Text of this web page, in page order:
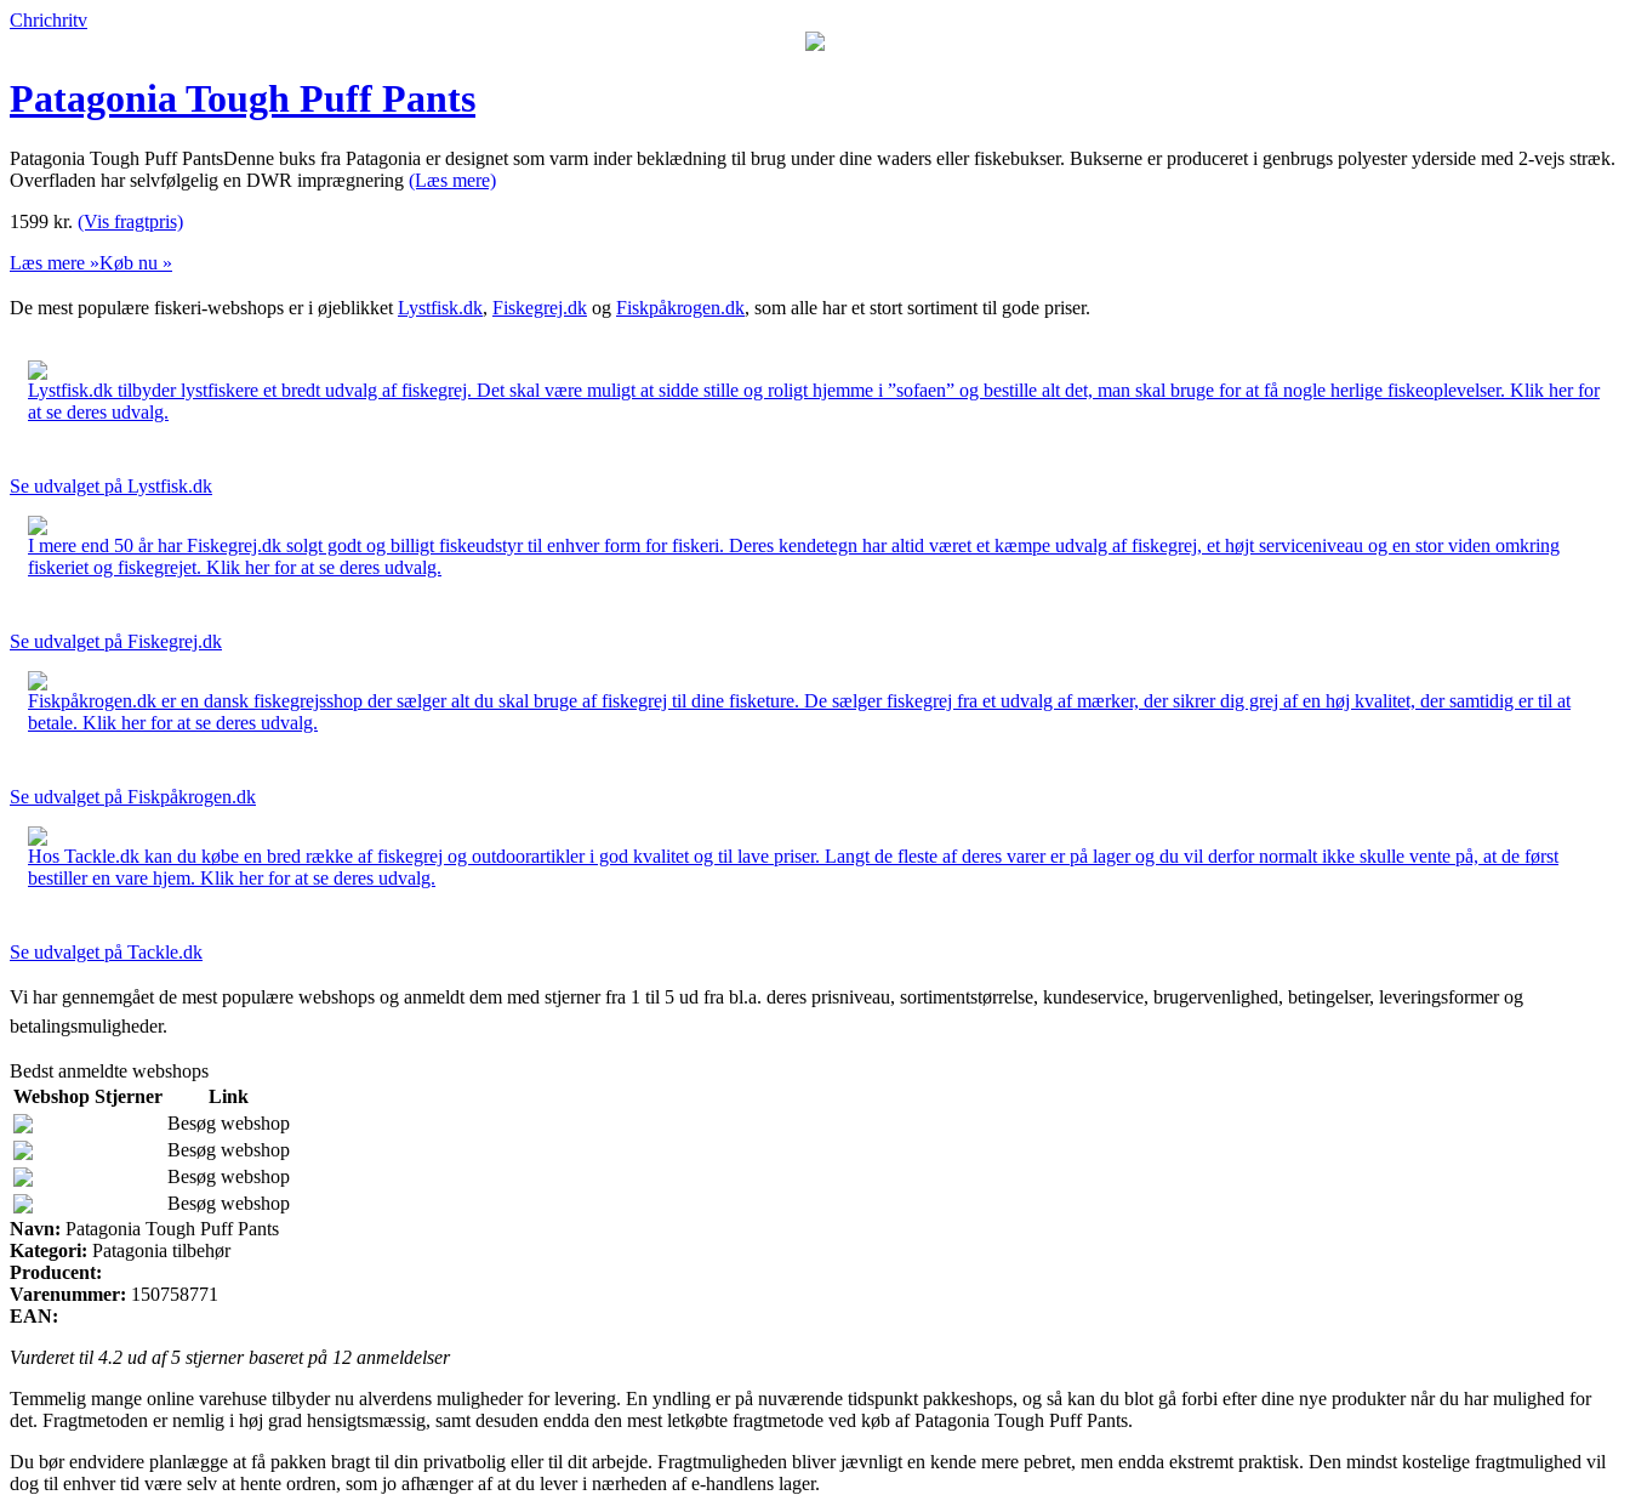
Chrichritv
Patagonia Tough Puff Pants
Patagonia Tough Puff PantsDenne buks fra Patagonia er designet som varm inder beklædning til brug under dine waders eller fiskebukser. Bukserne er produceret i genbrugs polyester yderside med 2-vejs stræk.
Overfladen har selvfølgelig en DWR imprægnering (Læs mere)
1599 kr. (Vis fragtpris)
Læs mere »Køb nu »
De mest populære fiskeri-webshops er i øjeblikket Lystfisk.dk, Fiskegrej.dk og Fiskpåkrogen.dk, som alle har et stort sortiment til gode priser.
Lystfisk.dk tilbyder lystfiskere et bredt udvalg af fiskegrej. Det skal være muligt at sidde stille og roligt hjemme i ”sofaen” og bestille alt det, man skal bruge for at få nogle herlige fiskeoplevelser. Klik her for
at se deres udvalg.
Se udvalget på Lystfisk.dk
I mere end 50 år har Fiskegrej.dk solgt godt og billigt fiskeudstyr til enhver form for fiskeri. Deres kendetegn har altid været et kæmpe udvalg af fiskegrej, et højt serviceniveau og en stor viden omkring
fiskeriet og fiskegrejet. Klik her for at se deres udvalg.
Se udvalget på Fiskegrej.dk
Fiskpåkrogen.dk er en dansk fiskegrejsshop der sælger alt du skal bruge af fiskegrej til dine fisketure. De sælger fiskegrej fra et udvalg af mærker, der sikrer dig grej af en høj kvalitet, der samtidig er til at
betale. Klik her for at se deres udvalg.
Se udvalget på Fiskpåkrogen.dk
Hos Tackle.dk kan du købe en bred række af fiskegrej og outdoorartikler i god kvalitet og til lave priser. Langt de fleste af deres varer er på lager og du vil derfor normalt ikke skulle vente på, at de først
bestiller en vare hjem. Klik her for at se deres udvalg.
Se udvalget på Tackle.dk
Vi har gennemgået de mest populære webshops og anmeldt dem med stjerner fra 1 til 5 ud fra bl.a. deres prisniveau, sortimentstørrelse, kundeservice, brugervenlighed, betingelser, leveringsformer og
betalingsmuligheder.
Bedst anmeldte webshops
Webshop Stjerner
Link
Besøg webshop
Besøg webshop
Besøg webshop
Besøg webshop
Navn: Patagonia Tough Puff Pants
Kategori: Patagonia tilbehør
Producent:
Varenummer: 150758771
EAN:
Vurderet til 4.2 ud af 5 stjerner baseret på 12 anmeldelser
Temmelig mange online varehuse tilbyder nu alverdens muligheder for levering. En yndling er på nuværende tidspunkt pakkeshops, og så kan du blot gå forbi efter dine nye produkter når du har mulighed for
det. Fragtmetoden er nemlig i høj grad hensigtsmæssig, samt desuden endda den mest letkøbte fragtmetode ved køb af Patagonia Tough Puff Pants.
Du bør endvidere planlægge at få pakken bragt til din privatbolig eller til dit arbejde. Fragtmuligheden bliver jævnligt en kende mere pebret, men endda ekstremt praktisk. Den mindst kostelige fragtmulighed vil
dog til enhver tid være selv at hente ordren, som jo afhænger af at du lever i nærheden af e-handlens lager.